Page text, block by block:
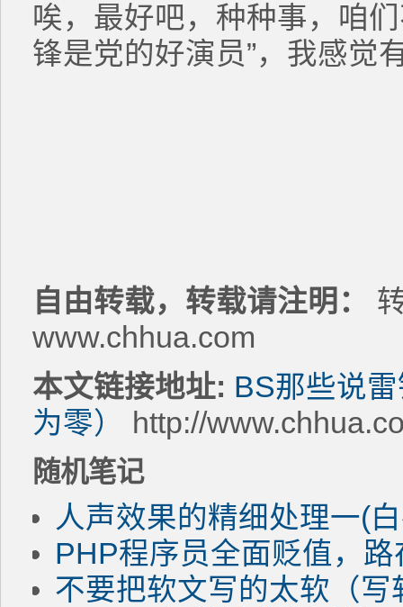
唉，最好吧，种种事，咱
锋是党的好演员”，我感觉
自由转载，转载请注明：
www.chhua.com
本文链接地址: BS那些说
为零）
http://
随机笔记
人声效果的精细处理一(
PHP程序员全面贬值，
不要把软文写的太软（